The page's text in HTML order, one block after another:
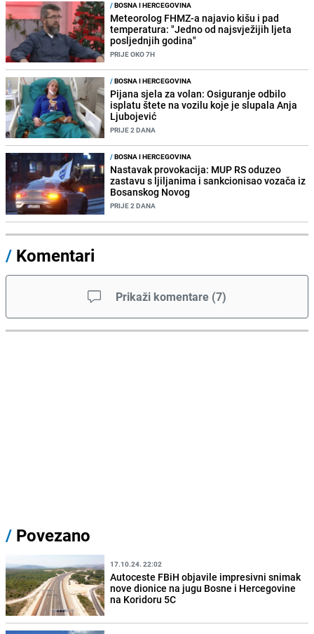
/BOSNA I HERCEGOVINA
Meteorolog FHMZ-a najavio kišu i pad
temperatura: "Jedno od najsvježijih ljeta
posljednjih godina"
PRIJE OKO 7H
/BOSNA I HERCEGOVINA
Pijana sjela za volan: Osiguranje odbilo
isplatu štete na vozilu koje je slupala Anja
Ljubojević
PRIJE 2 DANA
/BOSNA I HERCEGOVINA
Nastavak provokacija: MUP RS oduzeo
zastavu s ljiljanima i sankcionisao vozača iz
Bosanskog Novog
PRIJE 2 DANA
/ Komentari
Prikaži komentare (7)
/ Povezano
17.10.24. 22:02
Autoceste FBiH objavile impresivni snimak
nove dionice na jugu Bosne i Hercegovine
na Koridoru 5C